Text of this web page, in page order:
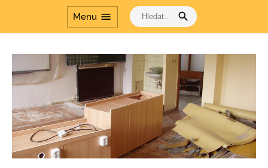
Menu menu search